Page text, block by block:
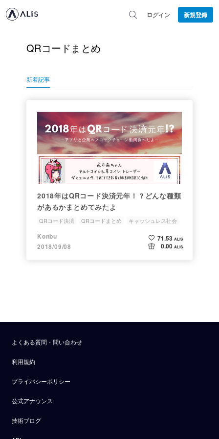
ログイン 新規登録
QRコードまとめ
新着記事
2018年はQRコード決済元年！？どんな種類
があるかまとめてみたよ
QRコード決済 QRコードまとめ
キャッシュレス社会
PayPay
Konbu
2018/09/08
71.53 ALIS
0.00 ALIS
よくある質問・問い合わせ
利用規約
プライバシーポリシー
公式アナウンス
技術ブログ